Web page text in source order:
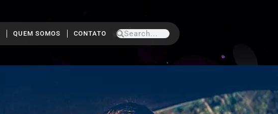
QUEM SOMOS CONTATO